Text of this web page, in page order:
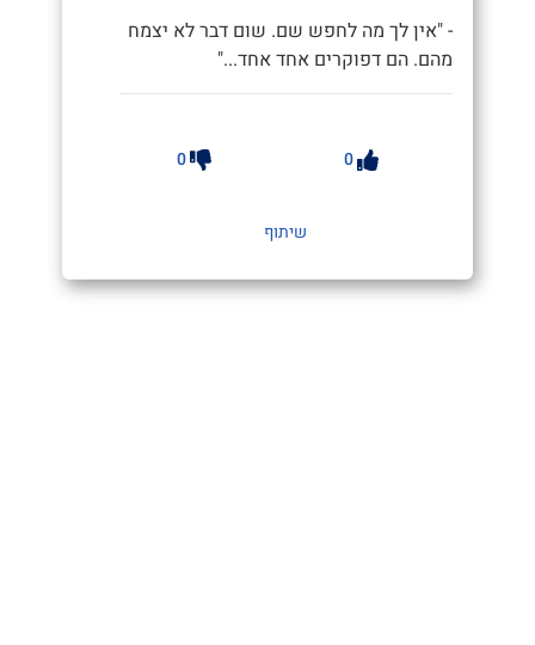
- "אין לך מה לחפש שם. שום דבר לא יצמח
מהם. הם דפוקרים אחד אחד..."
0
0
שיתוף